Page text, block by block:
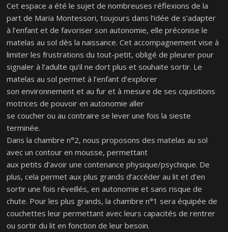
Cet espace a été le sujet de nombreuses réflexions de la
part de Maria Montessori, toujours dans l’idée de s’adapter
à l’enfant et de favoriser son autonomie, elle préconise le
matelas au sol dès la naissance. Cet accompagnement vise à
limiter les frustrations du tout-petit, obligé de pleurer pour
signaler à l’adulte qu’il ne dort plus et souhaite sortir. Le
matelas au sol permet à l’enfant d’explorer
son environnement et au fur et à mesure de ses cquisitions
motrices de pouvoir en autonomie aller
se coucher ou au contraire se lever une fois la sieste
terminée.
Dans la chambre n°2, nous proposons des matelas au sol
avec un contour en mousse, permettant
aux petits d’avoir une contenance physique/psychique. De
plus, cela permet aux plus grands d’accéder au lit et d’en
sortir une fois réveillés, en autonomie et sans risque de
chute. Pour les plus grands, la chambre n°1 sera équipée de
couchettes leur permettant avec leurs capacités de rentrer
ou sortir du lit en fonction de leur besoin.